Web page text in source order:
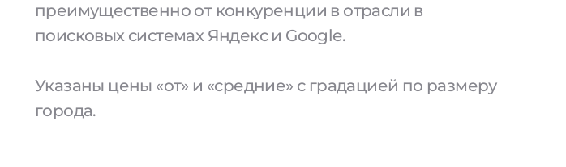
преимущественно от конкуренции в отрасли в
поисковых системах Яндекс и Google.
Указаны цены «от» и «средние» с градацией по размеру
города.